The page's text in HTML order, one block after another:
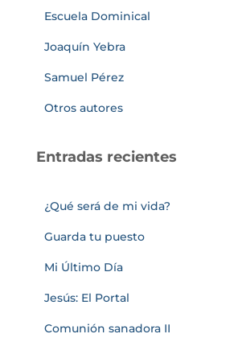
Escuela Dominical
Joaquín Yebra
Samuel Pérez
Otros autores
Entradas recientes
¿Qué será de mi vida?
Guarda tu puesto
Mi Último Día
Jesús: El Portal
Comunión sanadora II